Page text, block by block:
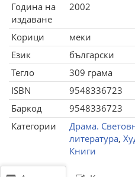
Година на
издаване
2002
Корици
меки
Език
български
Тегло
309 грама
ISBN
9548336723
Баркод
9548336723
Категории
Драма.
литература,
Книги